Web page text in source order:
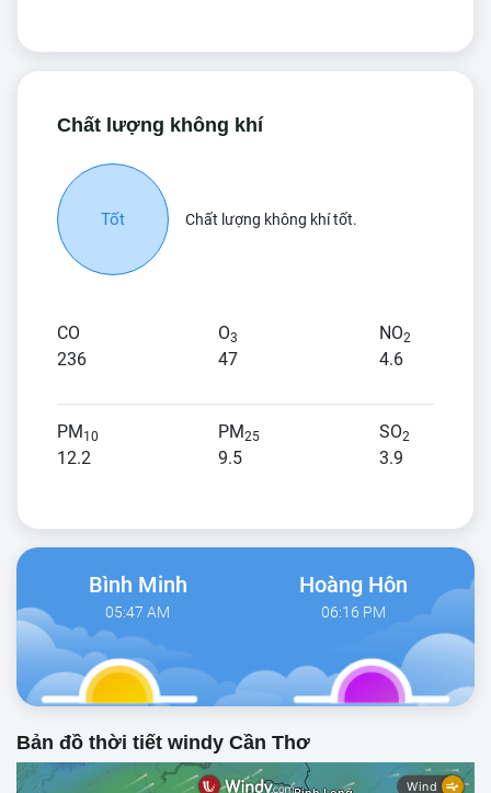
Chất lượng không khí
Tốt Chất lượng không khí tốt.
CO
236
O3
47
NO2
4.6
PM10
12.2
PM25
9.5
SO2
3.9
Bình Minh
05:47 AM
Hoàng Hôn
06:16 PM
Bản đồ thời tiết windy Cần Thơ